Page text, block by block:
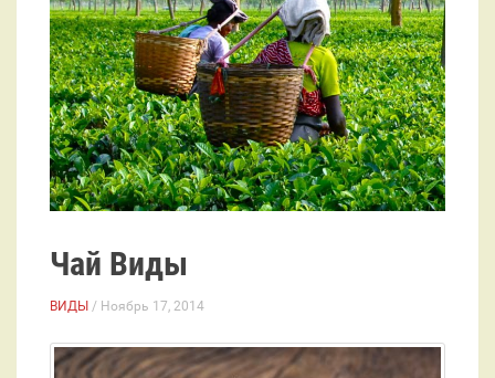
Чай Виды
ВИДЫ / Ноябрь 17, 2014